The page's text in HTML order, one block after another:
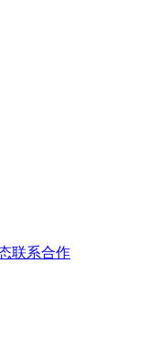
联系合作